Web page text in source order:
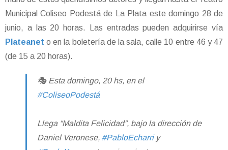
Municipal Coliseo Podestá de La Plata este domingo 28 de
junio, a las 20 horas. Las entradas pueden adquirirse vía
Plateanet o en la boletería de la sala, calle 10 entre 46 y 47
(de 15 a 20 horas).
🎭 Esta domingo, 20 hs, en el
#ColiseoPodestá
Llega “Maldita Felicidad”, bajo la dirección de
Daniel Veronese, #PabloEcharriy